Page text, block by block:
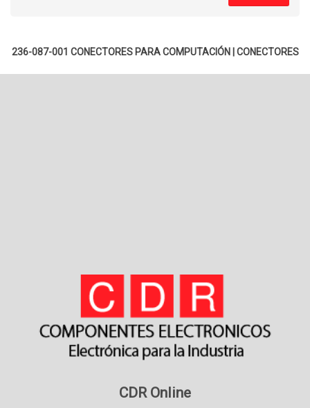
236-087-001 CONECTORES PARA COMPUTACIÓN CONECTORES
CDR Online